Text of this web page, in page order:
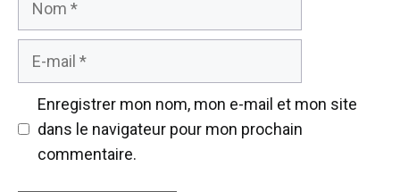
Enregistrer mon nom, mon e-mail et mon site
dans le navigateur pour mon prochain
commentaire.